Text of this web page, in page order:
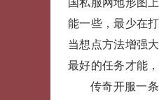
国私服网地形图
能一些，最少在
当想点方法增强
最好的任务才能
传奇开服一